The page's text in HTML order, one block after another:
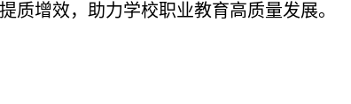
质增效，助力学校职业教育高质量发展。